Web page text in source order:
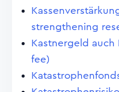
strengthening
Kastnergeld auch
fee)